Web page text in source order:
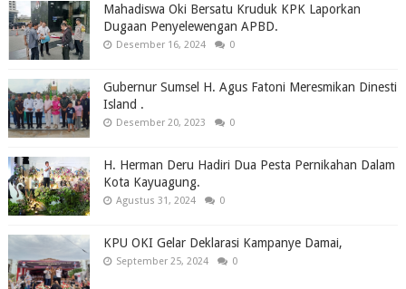
Mahadiswa Oki Bersatu Kruduk KPK Laporkan
Dugaan Penyelewengan APBD.
Desember 16, 2024 0
Gubernur Sumsel H. Agus Fatoni Meresmikan Dinesti
Island .
Desember 20, 2023 0
H. Herman Deru Hadiri Dua Pesta Pernikahan Dalam
Kota Kayuagung.
Agustus 31, 2024 0
KPU OKI Gelar Deklarasi Kampanye Damai,
September 25, 2024 0